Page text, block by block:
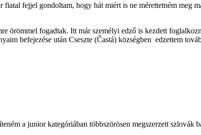
fejjel gondoltam, hogy hát miért is ne mérettetném meg
örömmel fogadtak. Itt már személyi edző is kezdett
befejezése után Cseszte (Častá) községben edzettem
a junior kategóriában többszörösen megszerzett szlovák